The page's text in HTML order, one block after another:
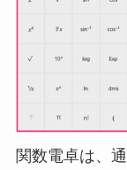
関数電卓は、